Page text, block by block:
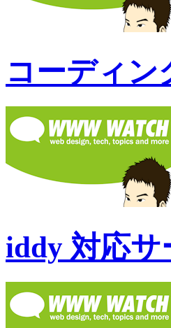
コーディ
iddy 対応サ